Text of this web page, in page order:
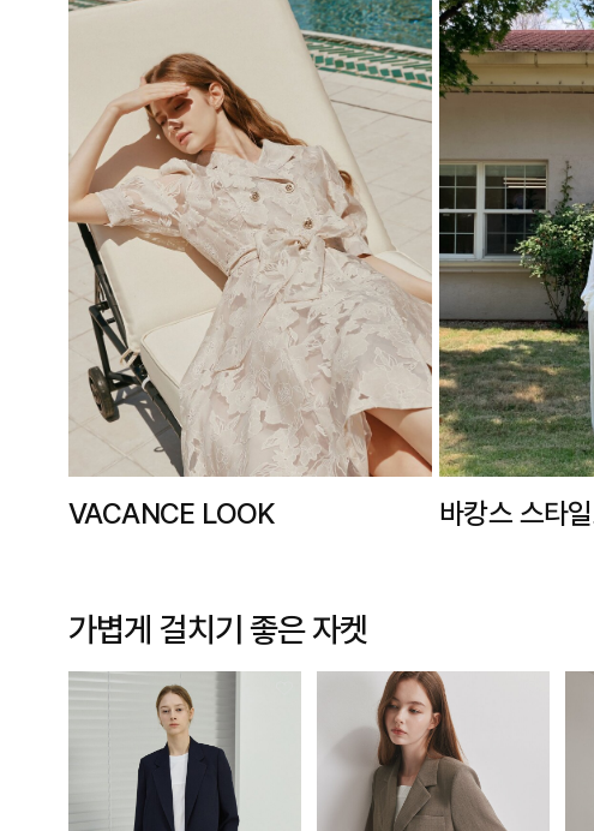
VACANCE LOOK 바캉스 스타
가볍게 걸치기 좋은자켓